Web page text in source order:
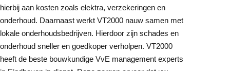
hierbij aan kosten zoals elektra, verzekeringen en
onderhoud. Daarnaast werkt VT2000 nauw samen met
lokale onderhoudsbedrijven. Hierdoor zijn schades en
onderhoud sneller en goedkoper verholpen. VT2000
heeft de beste bouwkundige VvE management experts